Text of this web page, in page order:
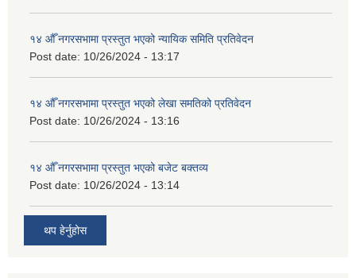
१४ औँ नगरसभामा प्रस्तुत भएको न्यायिक समिति प्रतिवेदन
Post date: 10/26/2024 - 13:17
१४ औँ नगरसभामा प्रस्तुत भएको लेखा समतिको प्रतिवेदन
Post date: 10/26/2024 - 13:16
१४ औँ नगरसभामा प्रस्तुत भएको बजेट बक्तव्य
Post date: 10/26/2024 - 13:14
थप हेर्नुहोस